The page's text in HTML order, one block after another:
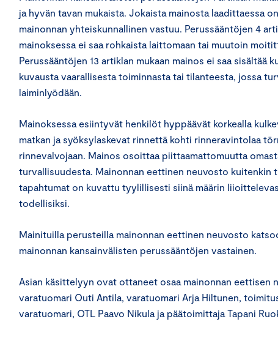
ja hyvän tavan mukaista. Jokaista mainosta laadittaessa
mainonnan yhteiskunnallinen vastuu. Perussääntöjen 4
mainoksessa ei saa rohkaista laittomaan tai muutoin
Perussääntöjen 13 artiklan mukaan mainos ei saa sisältää
kuvausta vaarallisesta toiminnasta tai tilanteesta, jossa
laiminlyödään.
Mainoksessa esiintyvät henkilöt hyppäävät korkealla
matkan ja syöksylaskevat rinnettä kohti rinneravintolaa
rinnevalvojaan. Mainos osoittaa piittaamattomuutta
turvallisuudesta. Mainonnan eettinen neuvosto kuitenkin
tapahtumat on kuvattu tyylillisesti siinä määrin
todellisiksi.
Mainituilla perusteilla mainonnan eettinen neuvosto
mainonnan kansainvälisten perussääntöjen vastainen.
Asian käsittelyyn ovat ottaneet osaa mainonnan eettisen
varatuomari Outi Antila, varatuomari Arja Hiltunen,
varatuomari, OTL Paavo Nikula ja päätoimittaja Tapani